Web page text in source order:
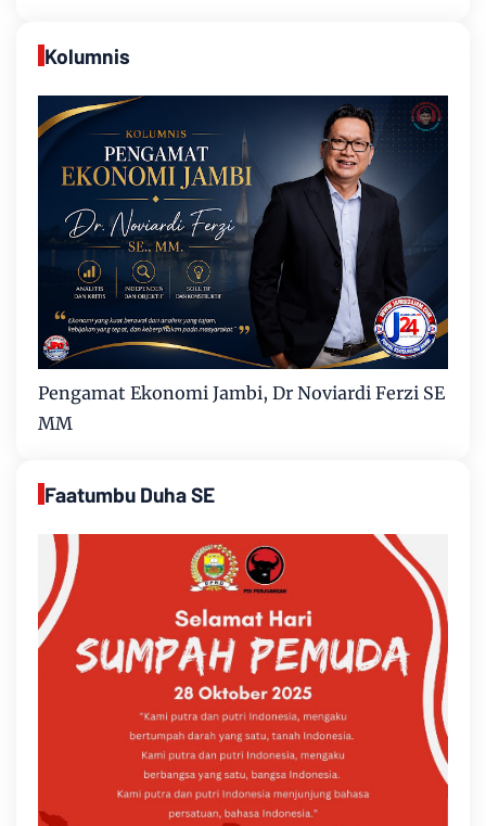
Kolumnis
Pengamat Ekonomi Jambi, Dr Noviardi Ferzi SE
MM
Faatumbu Duha SE